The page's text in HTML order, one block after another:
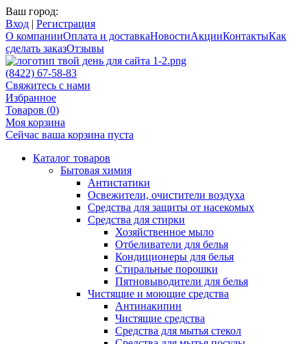
Ваш город:
Вход | Регистрация
О компанииОплата и доставкаНовостиАкцииКонтактыКак
сделать заказОтзывы
(8422) 67-58-83
Свяжитесь с нами
Избранное
Товаров (0)
Моя корзина
Сейчас ваша корзина пуста
Каталог товаров
Бытовая химия
Антистатики
Освежители, очистители воздуха
Средства для защиты от насекомых
Средства для стирки
Хозяйственное мыло
Отбеливатели для белья
Кондиционеры для белья
Стиральные порошки
Пятновыводители для белья
Чистящие и моющие средства
Антинакипин
Чистящие средства
Средства для мытья стекол